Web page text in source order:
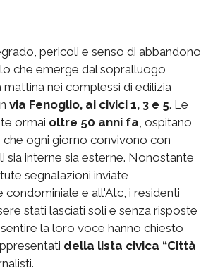
pericoli e senso di abbandono
che emerge dal sopralluogo
nei complessi di edilizia
via Fenoglio, ai civici 1, 3 e 5. Le
ormai oltre 50 anni fa , ospitano
che ogni giorno convivono con
sia interne sia esterne. Nonostante
segnalazioni inviate
condominiale e all'Atc, i residenti
stati lasciati soli e senza risposte
la loro voce hanno chiesto
della lista civica “Città